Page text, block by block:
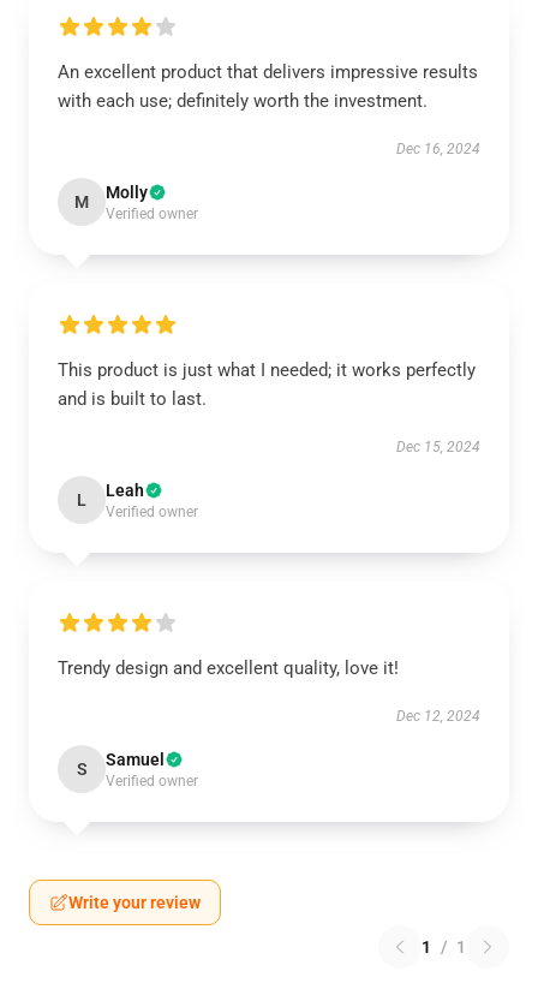
An excellent product that delivers impressive results
with each use; definitely worth the investment.
Dec 16, 2024
M Molly
Verified owner
This product is just what I needed; it works perfectly
and is built to last.
Dec 15, 2024
L Leah
Verified owner
Trendy design and excellent quality, love it!
Dec 12, 2024
S Samuel
Verified owner
Write your review
1 / 1